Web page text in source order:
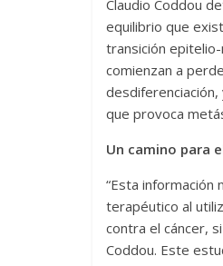
Claudio Coddou
equilibrio que
transición
comienzan a
que provoca
Un camino para
“Esta
terapéutico al
contra el cáncer,
Coddou. Este